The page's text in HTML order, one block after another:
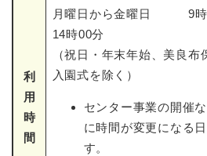
利
用
時
間
月曜日から金曜日 9時
14時00分
（祝日・年末年始、美良布
入園式を除く）
センター事業の開催
に時間が変更になる
す。